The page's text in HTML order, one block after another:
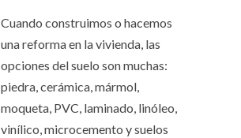
Cuando construimos o hacemos
una reforma en la vivienda, las
opciones del suelo son muchas:
piedra, cerámica, mármol,
moqueta, PVC, laminado, linóleo,
vinílico, microcemento y suelos